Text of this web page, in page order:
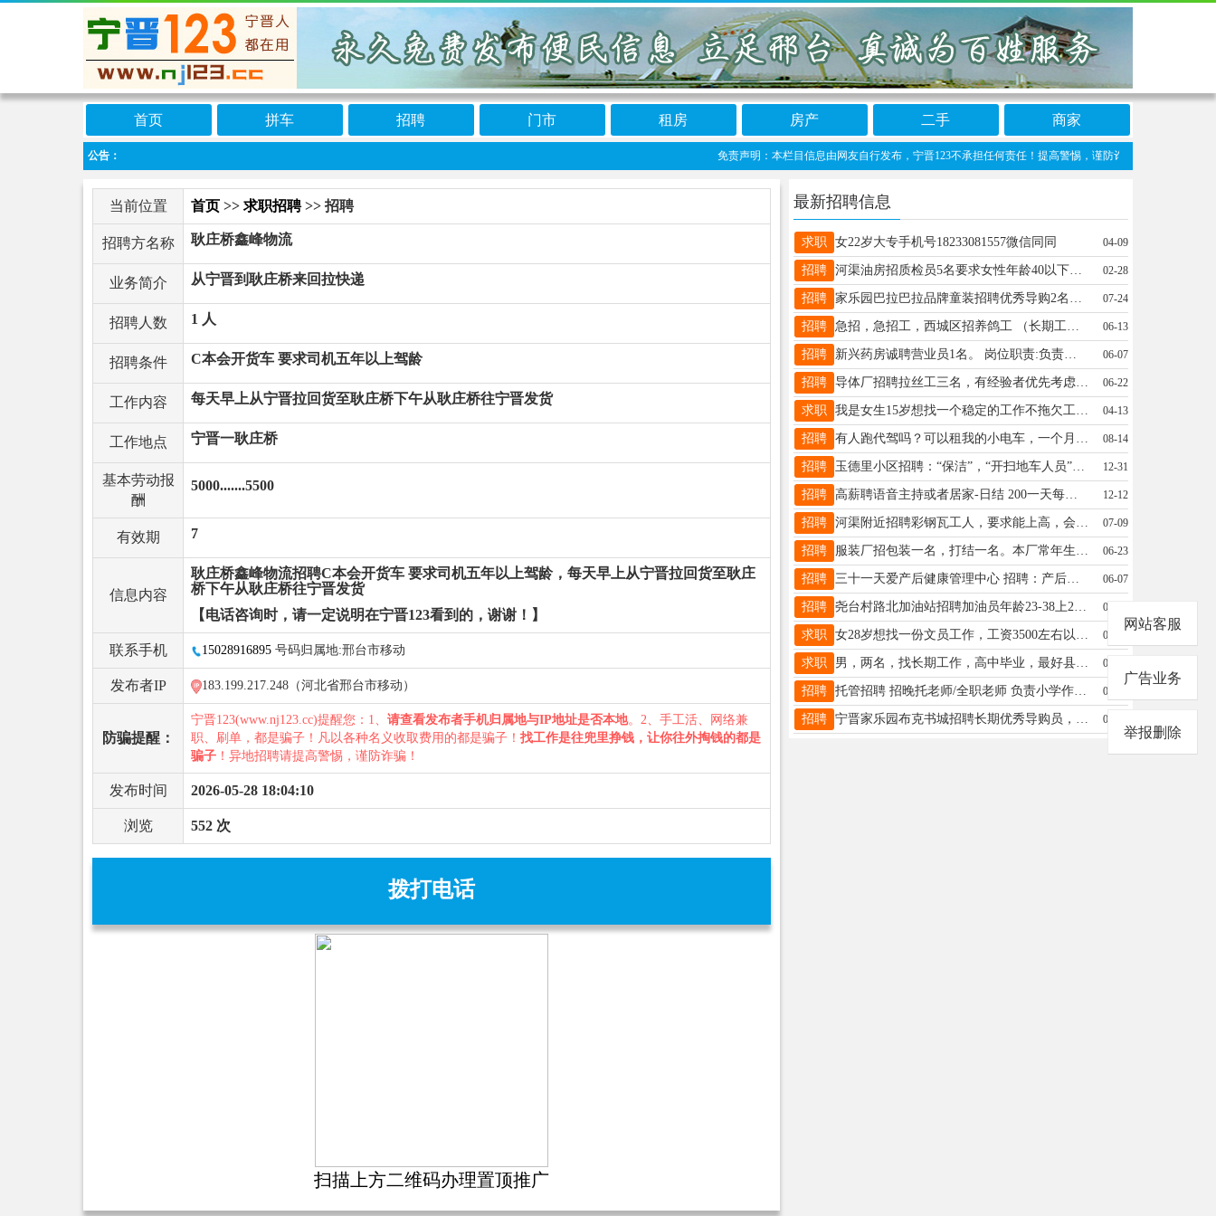
首页 拼车 招聘 门市 租房 房产 二手 商家
公告： 免责声明：本栏目信息由网友自行发布，宁晋123不承担任何责任！提高警惕，谨防诈骗！做推广、做信息置
当前位置 首页 >> 求职招聘>> 招聘
招聘方名称 耿庄桥鑫峰物流
业务简介 从宁晋到耿庄桥来回拉快递
招聘人数 1 人
招聘条件 C本会开货车 要求司机五年以上驾龄
工作内容 每天早上从宁晋拉回货至耿庄桥下午从耿庄桥往宁晋发货
工作地点 宁晋一耿庄桥
基本劳动报
酬
5000.......5500
有效期 7
信息内容
耿庄桥鑫峰物流招聘C本会开货车 要求司机五年以上驾龄，每天早上从宁晋拉回货至耿庄
桥下午从耿庄桥往宁晋发货
【电话咨询时，请一定说明在宁晋123看到的，谢谢！】
联系手机 15028916895 号码归属地:邢台市移动
发布者IP 183.199.217.248（河北省邢台市移动）
防骗提醒：
宁晋123(www.nj123.cc)提醒您：1、 请查看发布者手机归属地与IP地址是否本地。2、手工活、网络兼
职、刷单，都是骗子！凡以各种名义收取费用的都是骗子！ 找工作是往兜里挣钱，让你往外掏钱的都是
骗子 ！异地招聘请提高警惕，谨防诈骗！
发布时间 2026-05-28 18:04:10
浏览 552 次
拨打电话
扫描上方二维码办理置顶推广
最新招聘信息
求职 女22岁大专手机号18233081557微信同同 04-09
招聘 河渠油房招质检员5名要求女性年龄40以下高中学历或有检验工作的优先。 工作时长上12小时休24小时 每月基本工资4000另有岗位津贴年终奖提供免费工作餐 有意联系 13933746985微信同号 02-28
招聘 家乐园巴拉巴拉品牌童装招聘优秀导购2名，半天班，工资3000到4000➕，有销售经验的优先，要求：踏实，勤快，有上进心.年龄40岁以下。联系电话同微信：18233963296 07-24
招聘 急招，急招工，西城区招养鸽工 （长期工，长期工）， 要求女（30岁-50岁）早6点-9点半：下午4点半-8点（仅限女）工资月结3000+附近优先， 地址南留村村西口：18631974072 06-13
招聘 新兴药房诚聘营业员1名。 岗位职责:负责店内日常事务。 任职要求:工作积极、有责任感，年龄30-40岁，有药店工作经验者优先。 联系电话：18633691985 06-07
招聘 导体厂招聘拉丝工三名，有经验者优先考虑联系19331955818 06-22
求职 我是女生15岁想找一个稳定的工作不拖欠工资能吃苦耐劳电话 19331964239（不谈工作的勿扰） 04-13
招聘 有人跑代驾吗？可以租我的小电车，一个月400，可以分享代驾经验！联系15717692992微信同号 08-14
招聘 玉德里小区招聘：“保洁”，“开扫地车人员”。电话13831985083 12-31
招聘 高薪聘语音主持或者居家-日结 200一天每天3小时时间自由选择无带货无任务无压力工作轻公司提供无责保底，有师傅带我们全程无需任何名费，培训费入会费保证金完全免费电话19183767306 12-12
招聘 河渠附近招聘彩钢瓦工人，要求能上高，会电焊，工资6000-8400左右，年龄28-50岁，联系电话13933727897 07-09
招聘 服装厂招包装一名，打结一名。本厂常年生产男士休闲裤。电话15733906856地址：孙家庄村南新三小正对过 06-23
招聘 三十一天爱产后健康管理中心 招聘：产后调理师10名， 有产后/美业经验优先 💰薪资4000—12000 晋升空间大+福利好 ☎19912086560（同微信） 06-07
招聘 尧台村路北加油站招聘加油员年龄23-38上24休24工资3500-5000招男洗车工1名年龄40-55联系电话13292135877 03-04
求职 女28岁想找一份文员工作，工资3500左右以前干过销售，文员，有意向的老板可以联系本人性格开朗如有不会的可以学习虚心接受建议电话13303196273同微信 08-24
求职 男，两名，找长期工作，高中毕业，最好县城附近，可吃苦耐劳，电话13102587039（同微） 07-15
招聘 托管招聘 招晚托老师/全职老师 负责小学作业辅导，有耐心、责任心。 待遇优厚，薪资面议 ☎15003298095 02-26
招聘 宁晋家乐园布克书城招聘长期优秀导购员，要求，40岁以下，踏实勤奋能干上进，有责任心，咨询电话18730999419 05-25
网站客服
广告业务
举报删除